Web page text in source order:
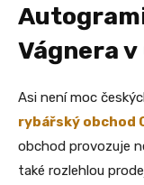
Vágnera
Asi není moc
rybářský obchod
obchod provozuje
také rozlehlou